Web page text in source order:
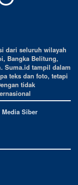
dari seluruh wilayah
Bangka Belitung,
Suma.id tampil dalam
teks dan foto, tetapi
tidak
Media Siber